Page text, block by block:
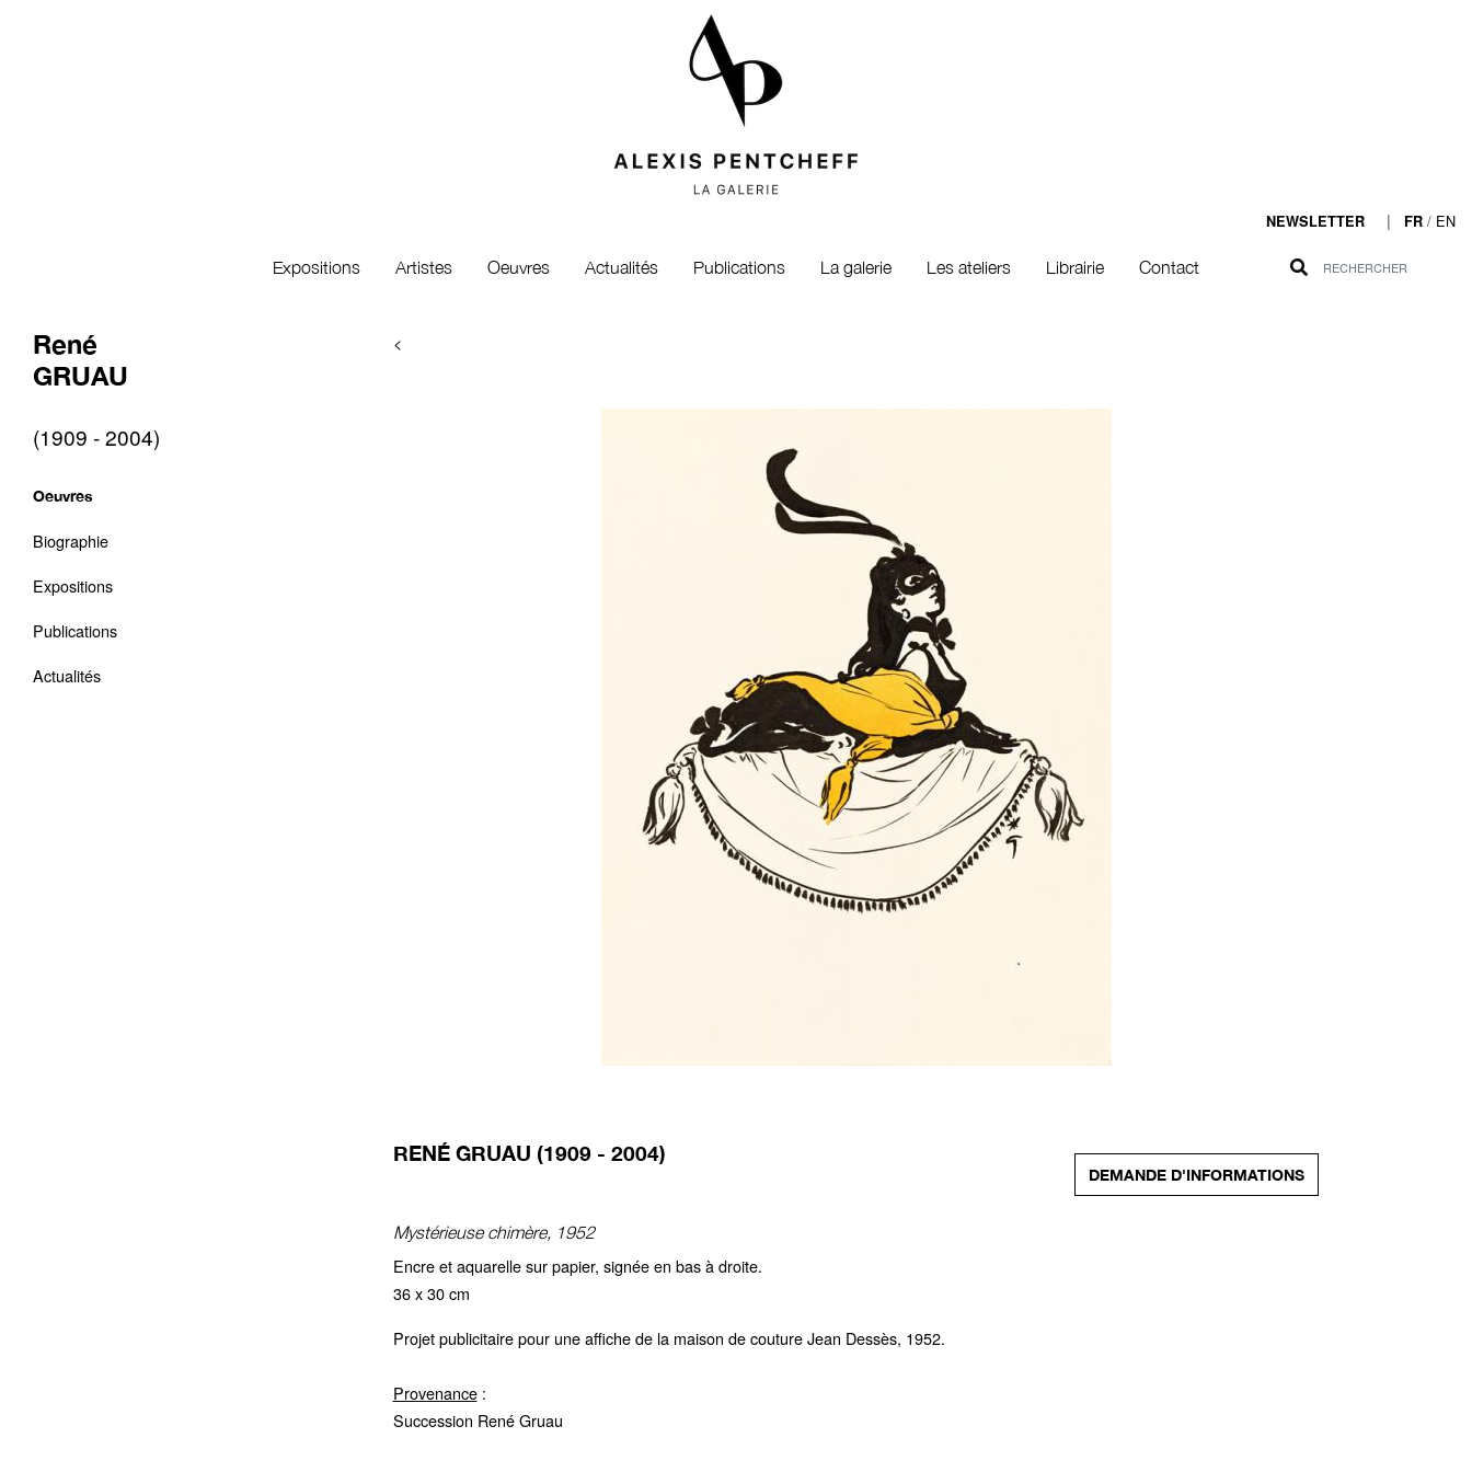
NEWSLETTER | FR / EN
Expositions Artistes Oeuvres Actualités Publications La galerie Les ateliers Librairie Contact
René
GRUAU
(1909 - 2004)
Oeuvres
Biographie
Expositions
Publications
Actualités
<
RENÉ GRUAU (1909 - 2004)
DEMANDE D'INFORMATIONS
Mystérieuse chimère, 1952
Encre et aquarelle sur papier, signée en bas à droite.
36 x 30 cm
Projet publicitaire pour une affiche de la maison de couture Jean Dessès, 1952.
Provenance:
Succession René Gruau